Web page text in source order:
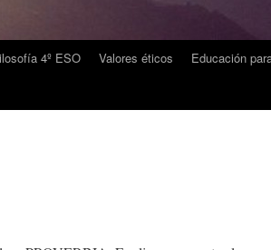
4º ESO Valores éticos Educación